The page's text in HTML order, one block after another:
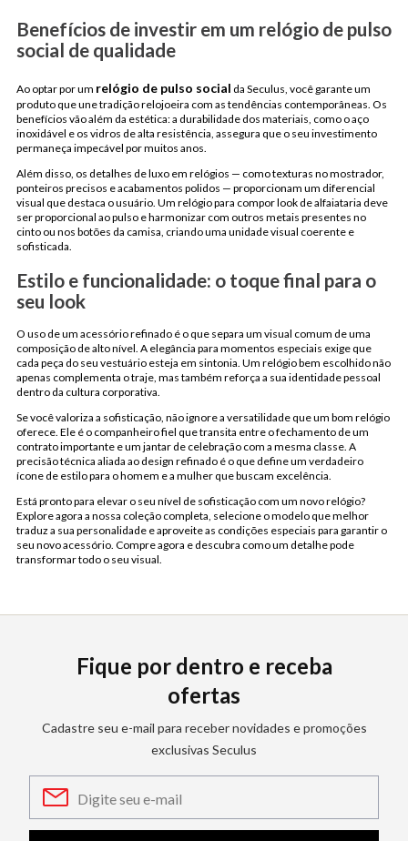
Benefícios de investir em um relógio de pulso
social de qualidade
Ao optar por um relógio de pulso social da Seculus, você garante um
produto que une tradição relojoeira com as tendências contemporâneas. Os
benefícios vão além da estética: a durabilidade dos materiais, como o aço
inoxidável e os vidros de alta resistência, assegura que o seu investimento
permaneça impecável por muitos anos.
Além disso, os detalhes de luxo em relógios — como texturas no mostrador,
ponteiros precisos e acabamentos polidos — proporcionam um diferencial
visual que destaca o usuário. Um relógio para compor look de alfaiataria deve
ser proporcional ao pulso e harmonizar com outros metais presentes no
cinto ou nos botões da camisa, criando uma unidade visual coerente e
sofisticada.
Estilo e funcionalidade: o toque final para o
seu look
O uso de um acessório refinado é o que separa um visual comum de uma
composição de alto nível. A elegância para momentos especiais exige que
cada peça do seu vestuário esteja em sintonia. Um relógio bem escolhido não
apenas complementa o traje, mas também reforça a sua identidade pessoal
dentro da cultura corporativa.
Se você valoriza a sofisticação, não ignore a versatilidade que um bom relógio
oferece. Ele é o companheiro fiel que transita entre o fechamento de um
contrato importante e um jantar de celebração com a mesma classe. A
precisão técnica aliada ao design refinado é o que define um verdadeiro
ícone de estilo para o homem e a mulher que buscam excelência.
Está pronto para elevar o seu nível de sofisticação com um novo relógio?
Explore agora a nossa coleção completa, selecione o modelo que melhor
traduz a sua personalidade e aproveite as condições especiais para garantir o
seu novo acessório. Compre agora e descubra como um detalhe pode
transformar todo o seu visual.
Fique por dentro e receba
ofertas
Cadastre seu e-mail para receber novidades e promoções
exclusivas Seculus